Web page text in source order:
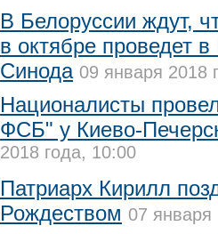
В Белоруссии ждут,
в октябре проведет
Синода 09 января 2018
Националисты
ФСБ" у Киево-
2018 года, 10:00
Патриарх Кирилл
Рождеством 07 января